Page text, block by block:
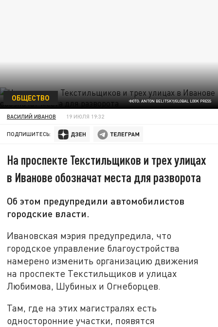
ФОТО: ANTON BELITSKY/GLOBAL LOOK PRESS
ОБЩЕСТВО
ВАСИЛИЙ ИВАНОВ 19 ИЮЛЯ 19:32
ПОДПИШИТЕСЬ:
На проспекте Текстильщиков и трех улицах
в Иванове обозначат места для разворота
Об этом предупредили автомобилистов
городские власти.
Ивановская мэрия предупредила, что
городское управление благоустройства
намерено изменить организацию движения
на проспекте Текстильщиков и улицах
Любимова, Шубиных и Огнеборцев.
Там, где на этих магистралях есть
односторонние участки, появятся